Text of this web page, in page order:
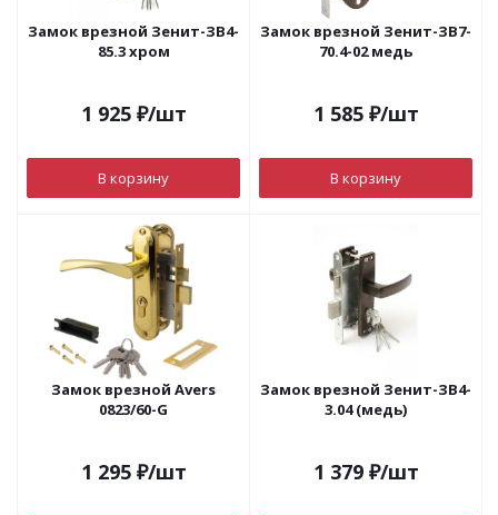
Замок врезной Зенит-ЗВ4-
85.3 хром
1 925₽/шт
В корзину
Замок врезной Зенит-ЗВ7-
70.4-02 медь
1 585₽/шт
В корзину
Замок врезной Avers
0823/60-G
1 295₽/шт
Замок врезной Зенит-ЗВ4-
3.04 (медь)
1 379₽/шт